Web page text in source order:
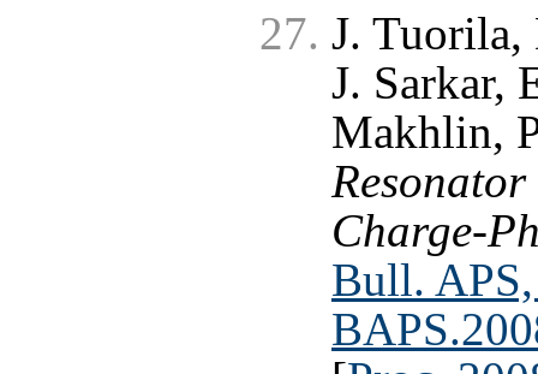
J. Tuorila,
J. Sarkar,
Makhlin,
Charge-
Bull.